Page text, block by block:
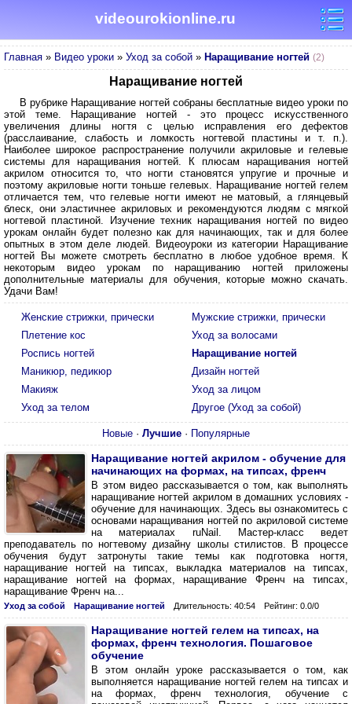
videourokionline.ru
Главная » Видео уроки » Уход за собой » Наращивание ногтей (2)
Наращивание ногтей
В рубрике Наращивание ногтей собраны бесплатные видео уроки по
этой теме. Наращивание ногтей - это процесс искусственного
увеличения длины ногтя с целью исправления его дефектов
(расслаивание, слабость и ломкость ногтевой пластины и т. п.).
Наиболее широкое распространение получили акриловые и гелевые
системы для наращивания ногтей. К плюсам наращивания ногтей
акрилом относится то, что ногти становятся упругие и прочные и
поэтому акриловые ногти тоньше гелевых. Наращивание ногтей гелем
отличается тем, что гелевые ногти имеют не матовый, а глянцевый
блеск, они эластичнее акриловых и рекомендуются людям с мягкой
ногтевой пластиной. Изучение техник наращивания ногтей по видео
урокам онлайн будет полезно как для начинающих, так и для более
опытных в этом деле людей. Видеоуроки из категории Наращивание
ногтей Вы можете смотреть бесплатно в любое удобное время. К
некоторым видео урокам по наращиванию ногтей приложены
дополнительные материалы для обучения, которые можно скачать.
Удачи Вам!
Женские стрижки, прически
Мужские стрижки, прически
Плетение кос
Уход за волосами
Роспись ногтей
Наращивание ногтей
Маникюр, педикюр
Дизайн ногтей
Макияж
Уход за лицом
Уход за телом
Другое (Уход за собой)
Новые · Лучшие · Популярные
Наращивание ногтей акрилом - обучение для
начинающих на формах, на типсах, френч
В этом видео рассказывается о том, как выполнять
наращивание ногтей акрилом в домашних условиях -
обучение для начинающих. Здесь вы ознакомитесь с
основами наращивания ногтей по акриловой системе
на материалах ruNail. Мастер-класс ведет
преподаватель по ногтевому дизайну школы стилистов. В процессе
обучения будут затронуты такие темы как подготовка ногтя,
наращивание ногтей на типсах, выкладка материалов на типсах,
наращивание ногтей на формах, наращивание Френч на типсах,
наращивание Френч на...
Уход за собой Наращивание ногтей Длительность: 40:54 Рейтинг: 0.0/0
Наращивание ногтей гелем на типсах, на
формах, френч технология. Пошаговое
обучение
В этом онлайн уроке рассказывается о том, как
выполняется наращивание ногтей гелем на типсах и
на формах, френч технология, обучение с